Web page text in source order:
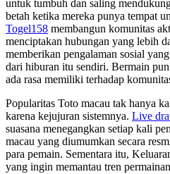
untuk tumbuh dan saling
betah ketika mereka punya tempat
Togel158 membangun komunitas
menciptakan hubungan yang lebih
memberikan pengalaman sosial
dari hiburan itu sendiri. Bermain
ada rasa memiliki terhadap
Popularitas Toto macau tak hanya
karena kejujuran sistemnya. Live
suasana menegangkan setiap kali
macau yang diumumkan secara
para pemain. Sementara itu,
yang ingin memantau tren